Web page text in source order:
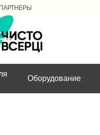
ПАРТНЕРЫ
Оборудование